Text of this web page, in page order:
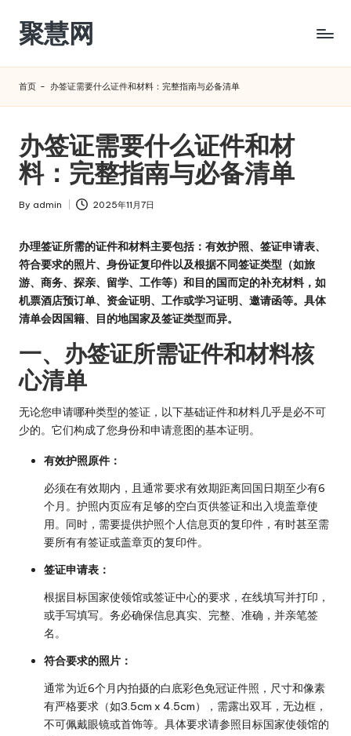
Skip
content
聚慧网
首页 - 办签证需要什么证件和材料：完整指南与必备清单
办签证需要什么证件和材
料：完整指南与必备清单
Posted
By admin 2025年11月7日
办理签证所需的证件和材料主要包括：有效护照、签证申请表、
符合要求的照片、身份证复印件以及根据不同签证类型（如旅
游、商务、探亲、留学、工作等）和目的国而定的补充材料，如
机票酒店预订单、资金证明、工作或学习证明、邀请函等。具体
清单会因国籍、目的地国家及签证类型而异。
一、办签证所需证件和材料核
心清单
无论您申请哪种类型的签证，以下基础证件和材料几乎是必不可
少的。它们构成了您身份和申请意图的基本证明。
有效护照原件：
必须在有效期内，且通常要求有效期距离回国日期至少有6
个月。护照内页应有足够的空白页供签证和出入境盖章使
用。同时，需要提供护照个人信息页的复印件，有时甚至需
要所有有签证或盖章页的复印件。
签证申请表：
根据目标国家使领馆或签证中心的要求，在线填写并打印，
或手写填写。务必确保信息真实、完整、准确，并亲笔签
名。
符合要求的照片：
通常为近6个月内拍摄的白底彩色免冠证件照，尺寸和像素
有严格要求（如3.5cm x 4.5cm），需露出双耳，无边框，
不可佩戴眼镜或首饰等。具体要求请参照目标国家使领馆的